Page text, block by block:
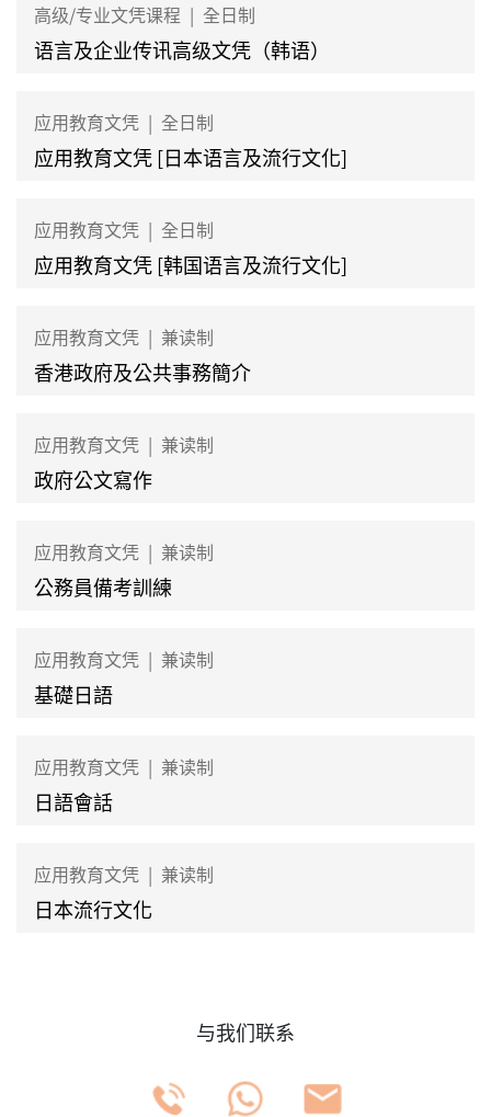
高级/专业文凭课程 | 全日制
语言及企业传讯高级文凭（韩语）
应用教育文凭 | 全日制
应用教育文凭 [日本语言及流行文化]
应用教育文凭 | 全日制
应用教育文凭 [韩国语言及流行文化]
应用教育文凭 | 兼读制
香港政府及公共事務簡介
应用教育文凭 | 兼读制
政府公文寫作
应用教育文凭 | 兼读制
公務員備考訓練
应用教育文凭 | 兼读制
基礎日語
应用教育文凭 | 兼读制
日語會話
应用教育文凭 | 兼读制
日本流行文化
与我们联系